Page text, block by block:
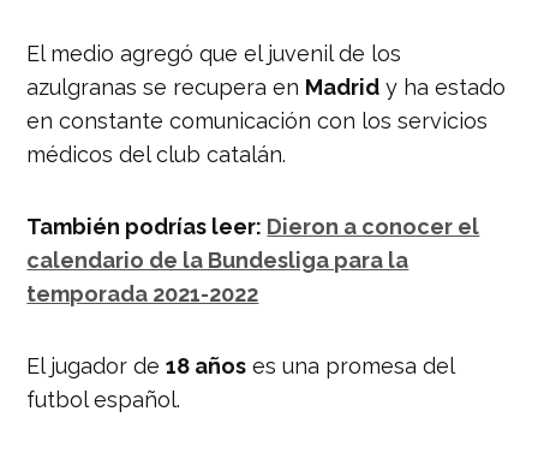
El medio agregó que el juvenil de los
azulgranas se recupera en Madrid y ha estado
en constante comunicación con los servicios
médicos del club catalán.
También podrías leer: Dieron a conocer el
calendario de la Bundesliga para la
temporada 2021-2022
El jugador de18 años es una promesa del
futbol español.